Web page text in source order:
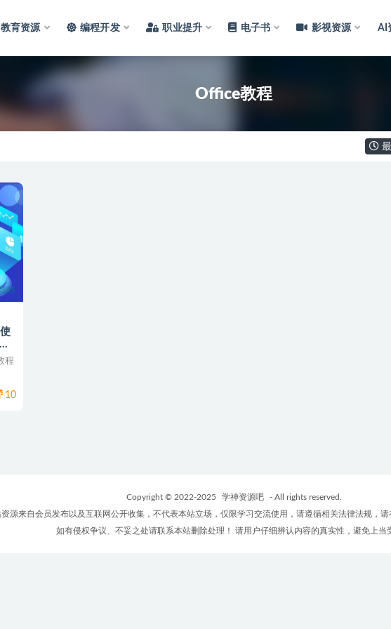
教育资源 编程开发 职业提升 电子书 影视资源 AI
Office教程
程
10
Copyright © 2022-2025 学神资源吧
- All rights reserved.
源来自会员发布以及互联网公开收集，不代表本站立场，仅限学习交流使用，请遵循相关法律法规，请
如有侵权争议、不妥之处请联系本站删除处理！ 请用户仔细辨认内容的真实性，避免上当